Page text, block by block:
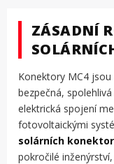
ZÁSADNÍ
Konektory MC4
bezpečná,
elektrická spojení
fotovoltaickými
solárních
pokročilé